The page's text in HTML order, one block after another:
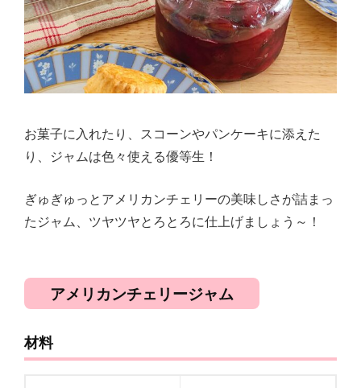
お菓子に入れたり、スコーンやパンケーキに添えた
り、ジャムは色々使える優等生！
ぎゅぎゅっとアメリカンチェリーの美味しさが詰まっ
たジャム、ツヤツヤとろとろに仕上げましょう～！
アメリカンチェリージャム
材料